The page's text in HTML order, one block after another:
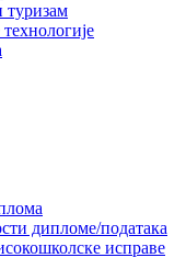
туризам
дипломе/података
исправе